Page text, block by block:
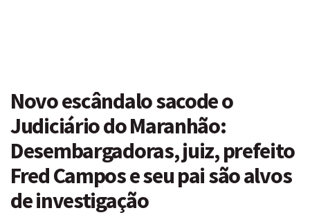
Novo escândalo sacode o
Judiciário do Maranhão:
Desembargadoras, juiz, prefeito
Fred Campos e seu pai são alvos
de investigação